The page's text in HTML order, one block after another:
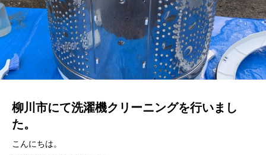
柳川市にて洗濯機クリーニングを行いまし
た。
こんにちは。